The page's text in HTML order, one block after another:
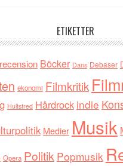
ETIKETTER
Böcker Dans Debaser
ekonomi Filmkritik
Hultsfred Hårdrock indie
Medier Musik
Opera Politik Popmusik